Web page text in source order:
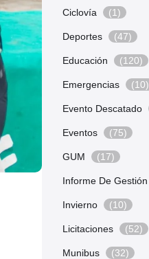
Ciclovía (1)
Deportes (47)
Educación (120)
Emergencias (10)
Evento Descatado
Eventos (75)
GUM (17)
Informe De Gestión
Invierno (10)
Licitaciones (52)
Munibus (32)